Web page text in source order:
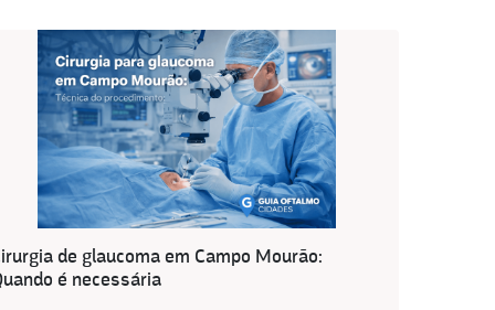
de glaucoma em Campo Mourão:
é necessária